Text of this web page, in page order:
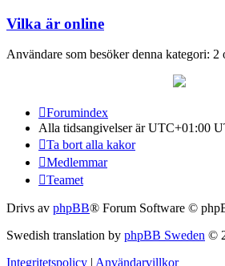
Vilka är online
Användare som besöker denna kategori: 2
Forumindex
Alla tidsangivelser är UTC+01:00
Ta bort alla kakor
Medlemmar
Teamet
Drivs av phpBB® Forum Software ©
Swedish translation by phpBB Sweden ©
Integritetspolicy | Användarvillkor